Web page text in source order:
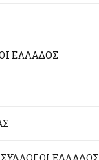
ΕΛΛΑΔΟΣ